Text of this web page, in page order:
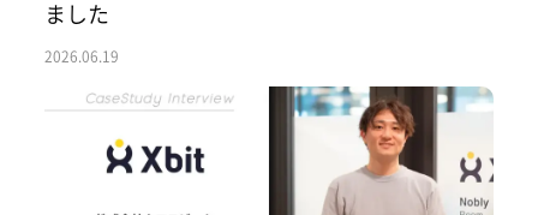
ました
2026.06.19